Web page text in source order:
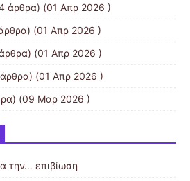
άρθρα) (01 Απρ 2026 )
(01 Απρ 2026 )
(01 Απρ 2026 )
(01 Απρ 2026 )
(09 Μαρ 2026 )
την… επιβίωση